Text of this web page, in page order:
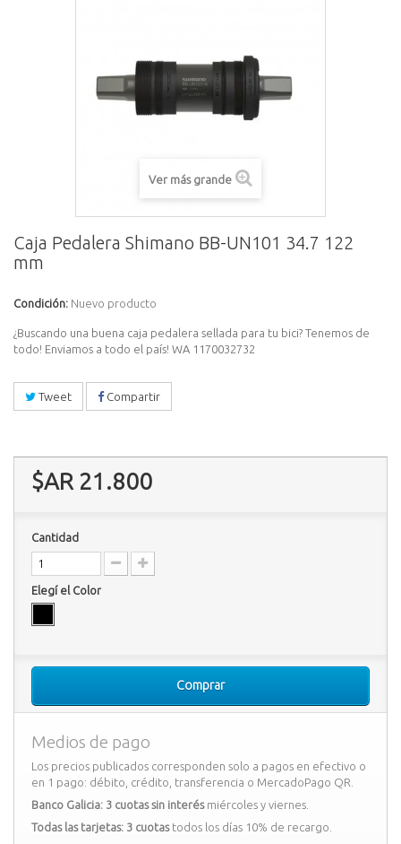
Ver más grande
Caja Pedalera Shimano BB-UN101 34.7 122
mm
Condición: Nuevo producto
¿Buscando una buena caja pedalera sellada para tu bici? Tenemos de
todo! Enviamos a todo el país! WA 1170032732
Tweet Compartir
$AR 21.800
Cantidad
Elegí el Color
Comprar
Medios de pago
Los precios publicados corresponden solo a pagos en efectivo o
en 1 pago: débito, crédito, transferencia o MercadoPago QR.
Banco Galicia: 3 cuotas sin interésmiércoles y viernes.
Todas las tarjetas: 3 cuotastodos los días 10% de recargo.